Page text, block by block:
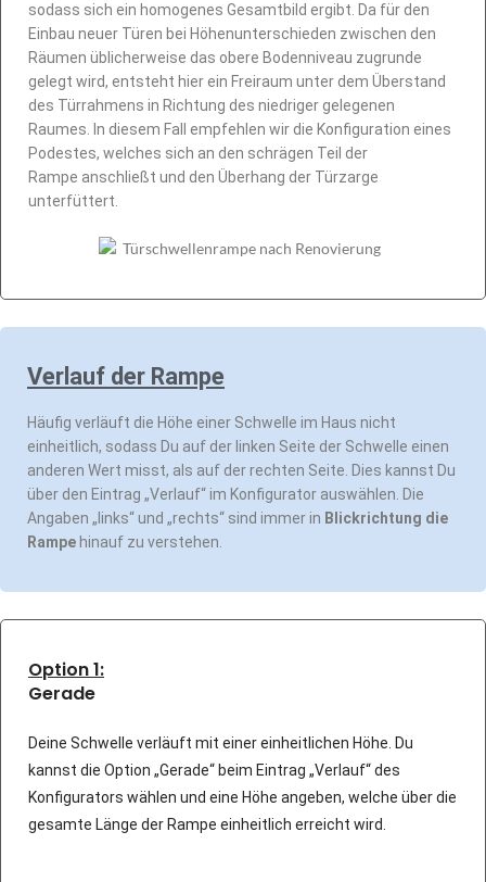
sodass sich ein homogenes Gesamtbild ergibt. Da für den
Einbau neuer Türen bei Höhenunterschieden zwischen den
Räumen üblicherweise das obere Bodenniveau zugrunde
gelegt wird, entsteht hier ein Freiraum unter dem Überstand
des Türrahmens in Richtung des niedriger gelegenen
Raumes. In diesem Fall empfehlen wir die Konfiguration eines
Podestes, welches sich an den schrägen Teil der
Rampe anschließt und den Überhang der Türzarge
unterfüttert.
Verlauf der Rampe
Häufig verläuft die Höhe einer Schwelle im Haus nicht
einheitlich, sodass Du auf der linken Seite der Schwelle einen
anderen Wert misst, als auf der rechten Seite. Dies kannst Du
über den Eintrag „Verlauf“ im Konfigurator auswählen. Die
Angaben „links“ und „rechts“ sind immer in Blickrichtung die
Rampe hinauf zu verstehen.
Option 1:
Gerade
Deine Schwelle verläuft mit einer einheitlichen Höhe. Du
kannst die Option „Gerade“ beim Eintrag „Verlauf“ des
Konfigurators wählen und eine Höhe angeben, welche über die
gesamte Länge der Rampe einheitlich erreicht wird.